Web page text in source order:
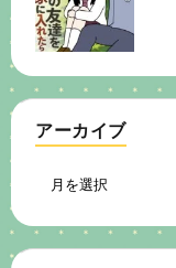
アーカイブ